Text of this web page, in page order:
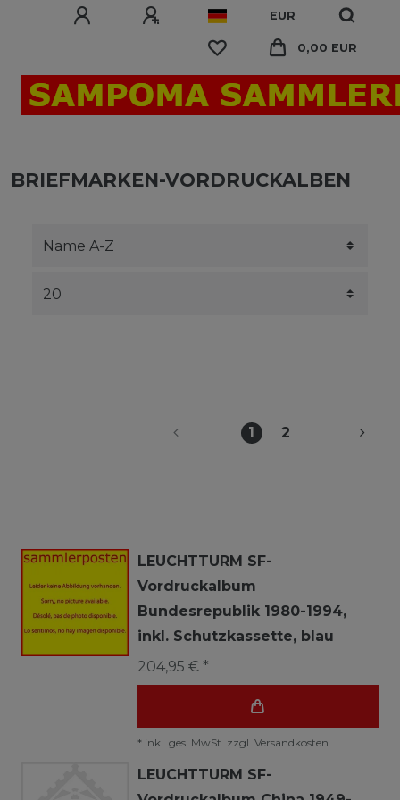
EUR
0,00 EUR
BRIEFMARKEN-VORDRUCKALBEN
1 2
LEUCHTTURM SF-
Vordruckalbum
Bundesrepublik 1980-1994,
inkl. Schutzkassette, blau
204,95 € *
* inkl. ges. MwSt. zzgl. Versandkosten
LEUCHTTURM SF-